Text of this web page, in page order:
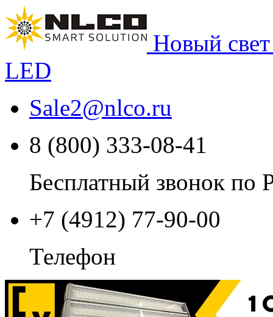
Новый
LED
Sale2@nlco.ru
8 (800) 333-08-41
Бесплатный звонок по
+7 (4912) 77-90-00
Телефон